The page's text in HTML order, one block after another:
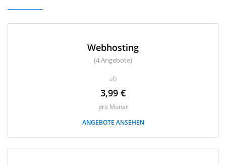
Webhosting
(4 Angebote)
ab
3,99 €
pro Monat
ANGEBOTE ANSEHEN